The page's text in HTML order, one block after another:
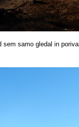
sem samo gledal in